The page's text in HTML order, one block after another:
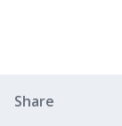
Share